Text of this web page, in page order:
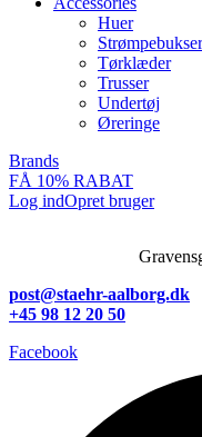
Huer
Strømpebukser
Tørklæder
Trusser
Undertøj
Øreringe
Brands
FÅ 10% RABAT
Log indOpret bruger
post@staehr-aalborg.dk
+45 98 12 20 50
Facebook